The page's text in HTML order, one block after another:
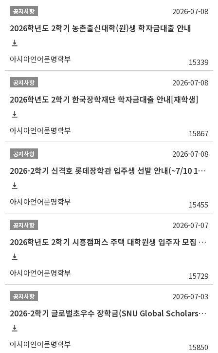
공지사항
2026학년도 2학기 농촌출신대학(원)생 학자금대출 안내
아시아언어문명학부 15339
2026-07-08
공지사항
2026학년도 2학기 한국장학재단 학자금대출 안내[재학생]
아시아언어문명학부 15867
2026-07-08
공지사항
2026-2학기 신격호 롯데장학관 입주생 선발 안내(~7/10 10:00)
아시아언어문명학부 15455
2026-07-08
공지사항
2026학년도 2학기 시흥캠퍼스 주택 대학원생 입주자 모집 안내
아시아언어문명학부 15729
2026-07-07
공지사항
2026-2학기 글로벌초우수 장학금(SNU Global Scholarship, GS) 신청 안내(~7/12 23:00)
아시아언어문명학부 15850
2026-07-03